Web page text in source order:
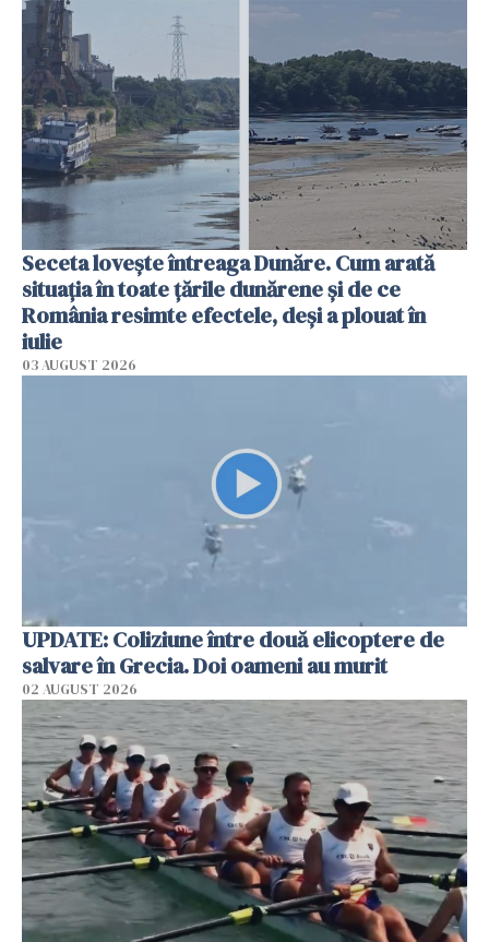
Seceta lovește întreaga Dunăre. Cum arată
situația în toate țările dunărene și de ce
România resimte efectele, deși a plouat în
iulie
03 AUGUST 2026
UPDATE: Coliziune între două elicoptere de
salvare în Grecia. Doi oameni au murit
02 AUGUST 2026